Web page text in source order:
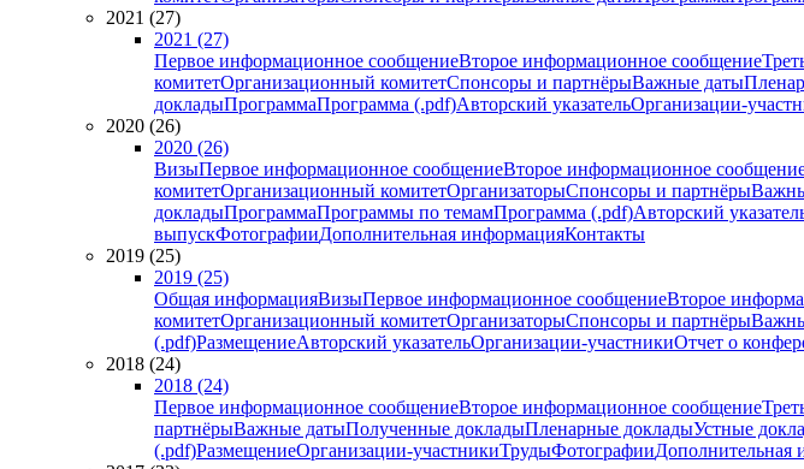
2021 (27)
2021 (27)
Первое информационное сообщениеВторое информационное сообщение
комитетОрганизационный комитетСпонсоры и партнёрыВажные даты
докладыПрограммаПрограмма (.pdf)Авторский указательОрганизации-
2020 (26)
2020 (26)
ВизыПервое информационное сообщениеВторое информационное
комитетОрганизационный комитетОрганизаторыСпонсоры и партнёры
докладыПрограммаПрограммы по темамПрограмма (.pdf)Авторский
выпускФотографииДополнительная информацияКонтакты
2019 (25)
2019 (25)
Общая информацияВизыПервое информационное сообщениеВторое
комитетОрганизационный комитетОрганизаторыСпонсоры и партнёры
(.pdf)РазмещениеАвторский указательОрганизации-участникиОтчет о
2018 (24)
2018 (24)
Первое информационное сообщениеВторое информационное сообщение
партнёрыВажные датыПолученные докладыПленарные докладыУстные
(.pdf)РазмещениеОрганизации-участникиТрудыФотографииДополнительная